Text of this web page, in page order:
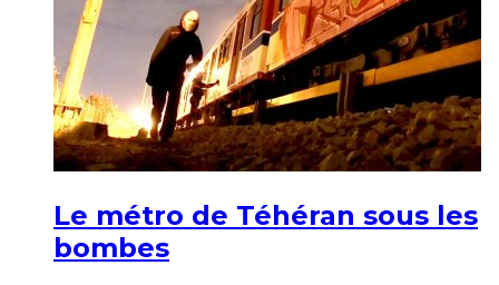
Le métro de Téhéran sous les
bombes